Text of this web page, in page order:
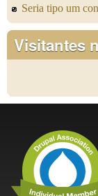
Seria tipo um
Visitantes